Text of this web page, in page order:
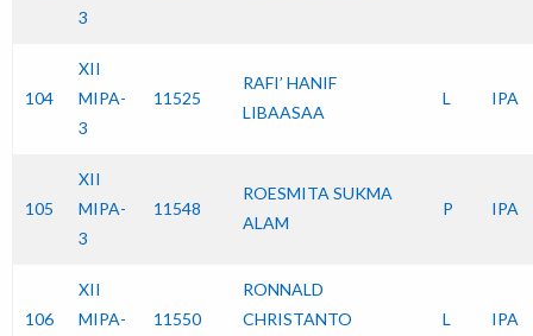
3
104
XII
MIPA-
3
11525
RAFI’ HANIF
LIBAASAA
L IPA
105
XII
MIPA-
3
11548
ROESMITA SUKMA
ALAM
P IPA
106
XII
MIPA-
11550
RONNALD
CHRISTANTO
L IPA